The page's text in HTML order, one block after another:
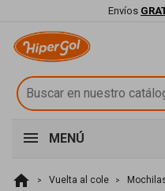
Envíos
MENÚ
home Vuelta al cole